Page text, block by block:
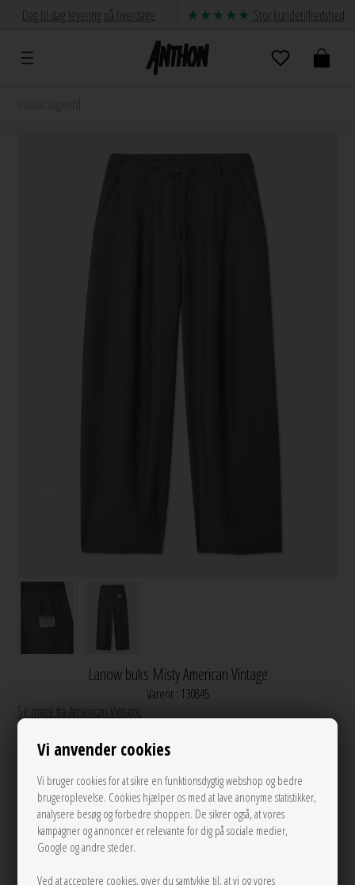
Vi anvender cookies
Vi bruger cookies for at sikre en funktionsdygtig webshop og bedre
brugeroplevelse. Cookies hjælper os med at lave anonyme statistikker,
analysere besøg og forbedre shoppen. De sikrer også, at vores
kampagner og annoncer er relevante for dig på sociale medier,
Google og andre steder.
Ved at acceptere cookies, giver du samtykke til, at vi og vores
Dag til dag levering på hverdage Stor kundetilfredshed
Lanow buks Misty American Vintage
Varenr.: 130845
Se mere fra American Vintage
1.350,00
M L
LÆG I KURVEN